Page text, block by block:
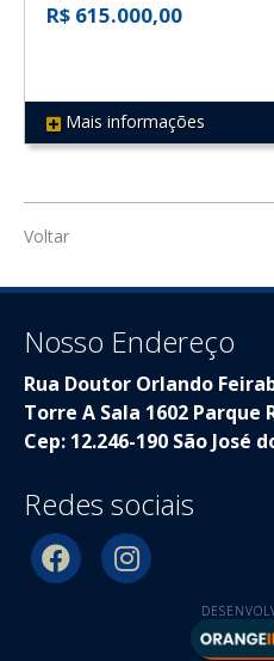
REF 277
R$ 615.000,00
Mais informações
Voltar
Nosso Endereço
Rua Doutor Orlando
Torre A Sala 1602 Parque
Cep: 12.246-190 São José
Redes sociais